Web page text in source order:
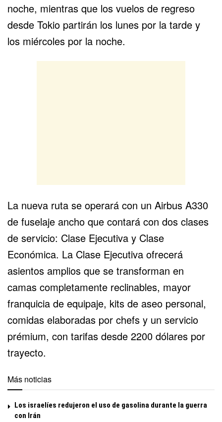
noche, mientras que los vuelos de regreso
desde Tokio partirán los lunes por la tarde y
los miércoles por la noche.
La nueva ruta se operará con un Airbus A330
de fuselaje ancho que contará con dos clases
de servicio: Clase Ejecutiva y Clase
Económica. La Clase Ejecutiva ofrecerá
asientos amplios que se transforman en
camas completamente reclinables, mayor
franquicia de equipaje, kits de aseo personal,
comidas elaboradas por chefs y un servicio
prémium, con tarifas desde 2200 dólares por
trayecto.
Más noticias
Los israelíes redujeron el uso de gasolina durante la guerra
con Irán